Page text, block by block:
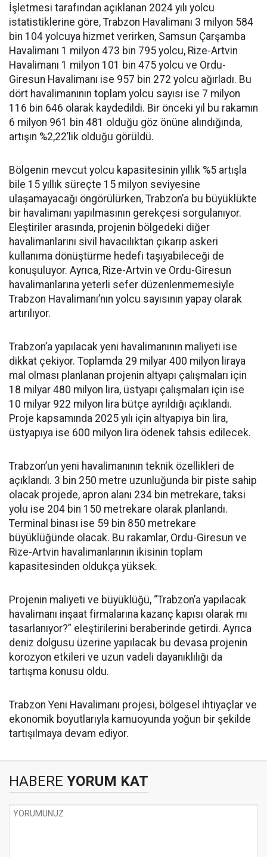
İşletmesi tarafından açıklanan 2024 yılı yolcu
istatistiklerine göre, Trabzon Havalimanı 3 milyon 584
bin 104 yolcuya hizmet verirken, Samsun Çarşamba
Havalimanı 1 milyon 473 bin 795 yolcu, Rize-Artvin
Havalimanı 1 milyon 101 bin 475 yolcu ve Ordu-
Giresun Havalimanı ise 957 bin 272 yolcu ağırladı. Bu
dört havalimanının toplam yolcu sayısı ise 7 milyon
116 bin 646 olarak kaydedildi. Bir önceki yıl bu rakamın
6 milyon 961 bin 481 olduğu göz önüne alındığında,
artışın %2,22’lik olduğu görüldü.
Bölgenin mevcut yolcu kapasitesinin yıllık %5 artışla
bile 15 yıllık süreçte 15 milyon seviyesine
ulaşamayacağı öngörülürken, Trabzon’a bu büyüklükte
bir havalimanı yapılmasının gerekçesi sorgulanıyor.
Eleştiriler arasında, projenin bölgedeki diğer
havalimanlarını sivil havacılıktan çıkarıp askeri
kullanıma dönüştürme hedefi taşıyabileceği de
konuşuluyor. Ayrıca, Rize-Artvin ve Ordu-Giresun
havalimanlarına yeterli sefer düzenlenmemesiyle
Trabzon Havalimanı’nın yolcu sayısının yapay olarak
artırılıyor.
Trabzon’a yapılacak yeni havalimanının maliyeti ise
dikkat çekiyor. Toplamda 29 milyar 400 milyon liraya
mal olması planlanan projenin altyapı çalışmaları için
18 milyar 480 milyon lira, üstyapı çalışmaları için ise
10 milyar 922 milyon lira bütçe ayrıldığı açıklandı.
Proje kapsamında 2025 yılı için altyapıya bin lira,
üstyapıya ise 600 milyon lira ödenek tahsis edilecek.
Trabzon’un yeni havalimanının teknik özellikleri de
açıklandı. 3 bin 250 metre uzunluğunda bir piste sahip
olacak projede, apron alanı 234 bin metrekare, taksi
yolu ise 204 bin 150 metrekare olarak planlandı.
Terminal binası ise 59 bin 850 metrekare
büyüklüğünde olacak. Bu rakamlar, Ordu-Giresun ve
Rize-Artvin havalimanlarının ikisinin toplam
kapasitesinden oldukça yüksek.
Projenin maliyeti ve büyüklüğü, “Trabzon’a yapılacak
havalimanı inşaat firmalarına kazanç kapısı olarak mı
tasarlanıyor?” eleştirilerini beraberinde getirdi. Ayrıca
deniz dolgusu üzerine yapılacak bu devasa projenin
korozyon etkileri ve uzun vadeli dayanıklılığı da
tartışma konusu oldu.
Trabzon Yeni Havalimanı projesi, bölgesel ihtiyaçlar ve
ekonomik boyutlarıyla kamuoyunda yoğun bir şekilde
tartışılmaya devam ediyor.
HABERE YORUM KAT